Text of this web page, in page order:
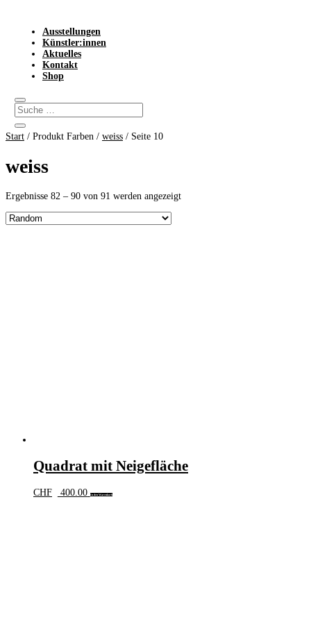
Ausstellungen
Künstler:innen
Aktuelles
Kontakt
Shop
Start / Produkt Farben / weiss / Seite 10
weiss
Ergebnisse 82 – 90 von 91 werden angezeigt
Quadrat mit Neigefläche
CHF 400.00 In den Warenkorb